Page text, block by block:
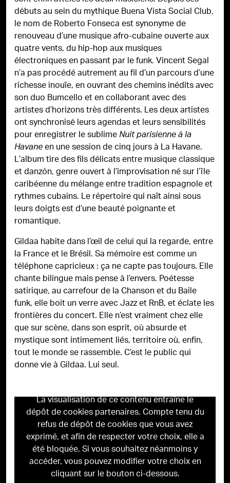
débuts au sein du mythique Buena Vista Social Club,
le nom de Roberto Fonseca est synonyme de
renouveau d’une musique afro-cubaine ouverte aux
quatre vents, du hip-hop aux musiques
électroniques en passant par le funk. Vincent Segal
n’a pas procédé autrement au fil d’un parcours d’une
richesse inouïe, en ouvrant des chemins inédits avec
son duo Bumcello et en collaborant avec des
artistes d’horizons très différents. Les deux artistes
ont synchronisé leurs agendas et leurs sensibilités
pour enregistrer le sublimeNuit parisienne à la
Havaneen une session de cinq jours à La Havane.
L’album tire des fils délicats entre musique classique
et danzón, genre ouvert à l’improvisation né sur l’île
caribéenne du mélange entre tradition espagnole et
rythmes cubains. Le répertoire qui naît ainsi sous
leurs doigts est d’une beauté poignante et
romantique.
Gildaa habite dans l’œil de celui qui la regarde, entre
la France et le Brésil. Sa mémoire est comme un
téléphone capricieux : ça ne capte pas toujours. Elle
chante bilingue mais pense à l’envers. Poétesse
satirique, au carrefour de la Chanson et du Baile
funk, elle boit un verre avec Jazz et RnB, et éclate les
frontières du concert. Elle n’est vraiment chez elle
que sur scène, dans son esprit, où absurde et
mystique sont intimement liés, territoire où, enfin,
tout le monde se rassemble. C’est le public qui
donne vie à Gildaa. Lui seul.
La visualisation de ce contenu entraîne le
dépôt de cookies partenaires. Compte tenu du
refus de dépôt de cookies que vous avez
exprimé, et afin de respecter votre choix, elle a
été bloquée. Si vous souhaitez néanmoins y
accéder, vous pouvez modifier votre choix en
cliquant sur le bouton ci-dessous.